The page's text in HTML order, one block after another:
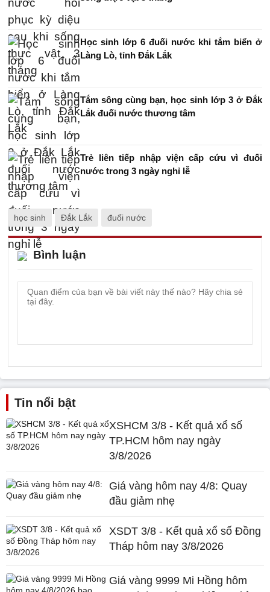
Học sinh lớp 6 đuối nước khi tắm biển ở
Làng Lò, tỉnh Đắk Lắk
Tắm sông cùng bạn, học sinh lớp 3 ở Đắk
Lắk đuối nước thương tâm
Trẻ liên tiếp nhập viện cấp cứu vì đuối
nước trong 3 ngày nghỉ lễ
học sinh Đắk Lắk đuối nước
Bình luận
Tin nổi bật
XSHCM 3/8 - Kết quả xổ số
TP.HCM hôm nay ngày
3/8/2026
Giá vàng hôm nay 4/8: Quay
đầu giảm nhẹ
XSDT 3/8 - Kết quả xổ số Đồng
Tháp hôm nay 3/8/2026
Giá vàng 9999 Mi Hồng hôm